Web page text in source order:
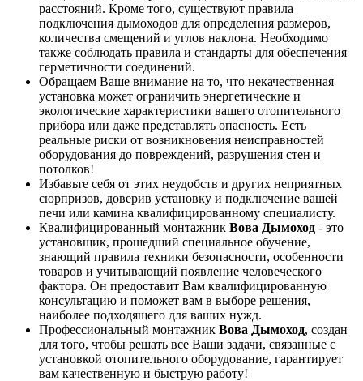
расстояний. Кроме того, существуют правила
подключения дымоходов для определения размеров,
количества смещений и углов наклона. Необходимо
также соблюдать правила и стандарты для обеспечения
герметичности соединений.
Обращаем Ваше внимание на то, что некачественная
установка может ограничить энергетические и
экологические характеристики вашего отопительного
прибора или даже представлять опасность. Есть
реальные риски от возникновения неисправностей
оборудования до повреждений, разрушения стен и
потолков!
Избавьте себя от этих неудобств и других неприятных
сюрпризов, доверив установку и подключение вашей
печи или камина квалифицированному специалисту.
Квалифицированный монтажник Вова Дымоход - это
установщик, прошедший специальное обучение,
знающий правила техники безопасности, особенности
товаров и учитывающий появление человеческого
фактора. Он предоставит Вам квалифицированную
консультацию и поможет вам в выборе решения,
наиболее подходящего для ваших нужд.
Профессиональный монтажник Вова Дымоход, создан
для того, чтобы решать все Ваши задачи, связанные с
установкой отопительного оборудование, гарантирует
вам качественную и быструю работу!